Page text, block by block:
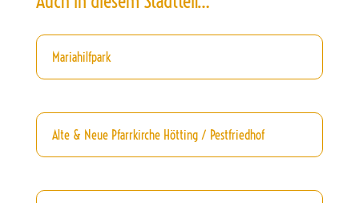
Mariahilfpark
Alte & Neue Pfarrkirche Hötting / Pestfriedhof